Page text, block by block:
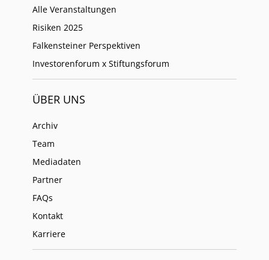
Alle Veranstaltungen
Risiken 2025
Falkensteiner Perspektiven
Investorenforum x Stiftungsforum
ÜBER UNS
Archiv
Team
Mediadaten
Partner
FAQs
Kontakt
Karriere